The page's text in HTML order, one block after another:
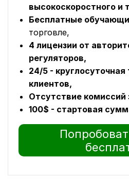
высокоскоростного и
Бесплатные
торговле,
4 лицензии от
регуляторов,
24/5 -
клиентов,
Отсутствие комиссий
100$ - стартовая